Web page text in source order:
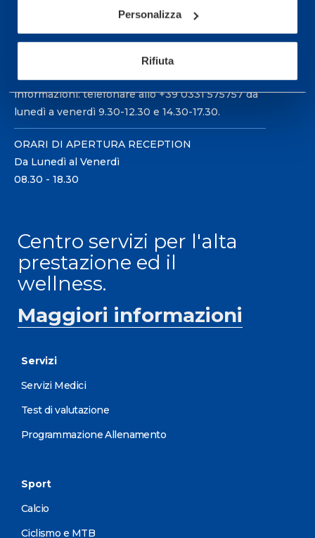
Personalizza
Rifiuta
21057 Olgiate Olona (Varese) Italia.
Per prenotare una visita o avere ulteriori
informazioni: telefonare allo +39 0331 575757 da
lunedì a venerdì 9.30-12.30 e 14.30-17.30.
ORARI DI APERTURA RECEPTION
Da Lunedì al Venerdì
08.30 - 18.30
Centro servizi per l'alta
prestazione ed il
wellness.
Maggiori informazioni
Servizi
Servizi Medici
Test di valutazione
Programmazione Allenamento
Sport
Calcio
Ciclismo e MTB